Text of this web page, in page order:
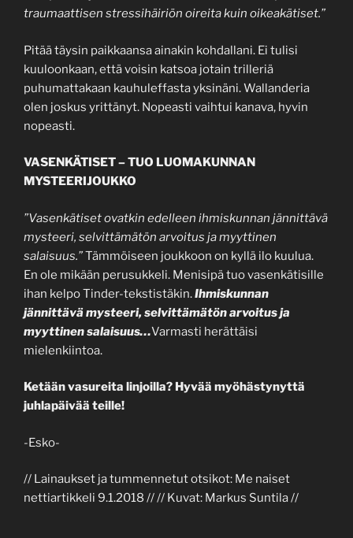
traumaattisen stressihäiriön oireita kuin oikeakätiset.”
Pitää täysin paikkaansa ainakin kohdallani. Ei tulisi
kuuloonkaan, että voisin katsoa jotain trilleriä
puhumattakaan kauhuleffasta yksinäni. Wallanderia
olen joskus yrittänyt. Nopeasti vaihtui kanava, hyvin
nopeasti.
VASENKÄTISET – TUO LUOMAKUNNAN
MYSTEERIJOUKKO
”Vasenkätiset ovatkin edelleen ihmiskunnan jännittävä
mysteeri, selvittämätön arvoitus ja myyttinen
salaisuus.”Tämmöiseen joukkoon on kyllä ilo kuulua.
En ole mikään perusukkeli. Menisipä tuo vasenkätisille
ihan kelpo Tinder-tekstistäkin.Ihmiskunnan
jännittävä mysteeri, selvittämätön arvoitus ja
myyttinen salaisuus…Varmasti herättäisi
mielenkiintoa.
Ketään vasureita linjoilla? Hyvää myöhästynyttä
juhlapäivää teille!
-Esko-
// Lainaukset ja tummennetut otsikot: Me naiset
nettiartikkeli 9.1.2018 // // Kuvat: Markus Suntila //